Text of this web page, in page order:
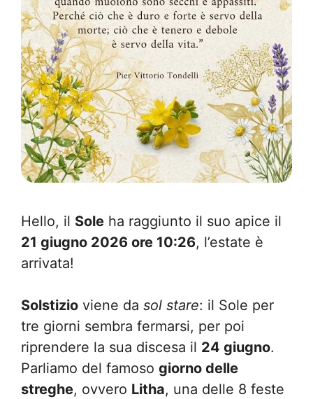
Hello, il Sole ha raggiunto il suo apice il
21 giugno 2026 ore 10:26, l’estate è
arrivata!
Solstizio viene da sol stare: il Sole per
tre giorni sembra fermarsi, per poi
riprendere la sua discesa il 24 giugno.
Parliamo del famoso giorno delle
streghe, ovvero Litha, una delle 8 feste